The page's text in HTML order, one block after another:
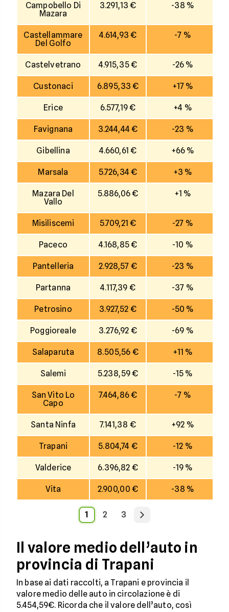
Campobello Di
Mazara
3.291,13 € -38 %
Castellammare
Del Golfo
4.614,93 € -7 %
Castelvetrano 4.915,35 € -26 %
Custonaci 6.895,33 € +17 %
Erice 6.577,19 € +4 %
Favignana 3.244,44 € -23 %
Gibellina 4.660,61 € +66 %
Marsala 5.726,34 € +3 %
Mazara Del
Vallo
5.886,06 € +1 %
Misiliscemi 5.709,21 € -27 %
Paceco 4.168,85 € -10 %
Pantelleria 2.928,57 € -23 %
Partanna 4.117,39 € -37 %
Petrosino 3.927,52 € -50 %
Poggioreale 3.276,92 € -69 %
Salaparuta 8.505,56 € +11 %
Salemi 5.238,59 € -15 %
San Vito Lo
Capo
7.464,86 € -7 %
Santa Ninfa 7.141,38 € +92 %
Trapani 5.804,74 € -12 %
Valderice 6.396,82 € -19 %
Vita 2.900,00 € -38 %
1 2 3
Il valore medio dell’auto in
provincia di Trapani
In base ai dati raccolti, a Trapani e provincia il
valore medio delle auto in circolazione è di
5.454,59€. Ricorda che il valore dell’auto, così